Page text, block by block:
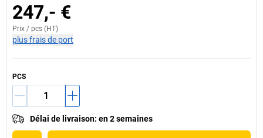
247,- €
Prix / pcs (HT)
plus frais de port
PCS
Délai de livraison: en 2 semaines